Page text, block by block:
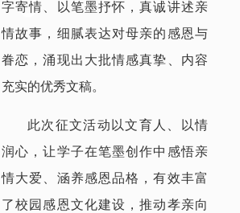
字寄情、以笔墨抒怀，真诚讲述亲
情故事，细腻表达对母亲的感恩与
眷恋，涌现出大批情感真挚、内容
充实的优秀文稿。
此次征文活动以文育人、以情
润心，让学子在笔墨创作中感悟亲
情大爱、涵养感恩品格，有效丰富
了校园感恩文化建设，推动孝亲向